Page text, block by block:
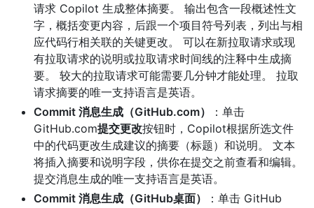
请求 Copilot 生成整体摘要。 输出包含一段概述性文
字，概括变更内容，后跟一个项目符号列表，列出与相
应代码行相关联的关键更改。 可以在新拉取请求或现
有拉取请求的说明或拉取请求时间线的注释中生成摘
要。 较大的拉取请求可能需要几分钟才能处理。 拉取
请求摘要的唯一支持语言是英语。
Commit 消息生成（GitHub.com）
：单击
GitHub.com提交更改按钮时，Copilot根据所选文件
中的代码更改生成建议的摘要（标题）和说明。 文本
将插入摘要和说明字段，供你在提交之前查看和编辑。
提交消息生成的唯一支持语言是英语。
Commit 消息生成（GitHub桌面）
：单击 GitHub